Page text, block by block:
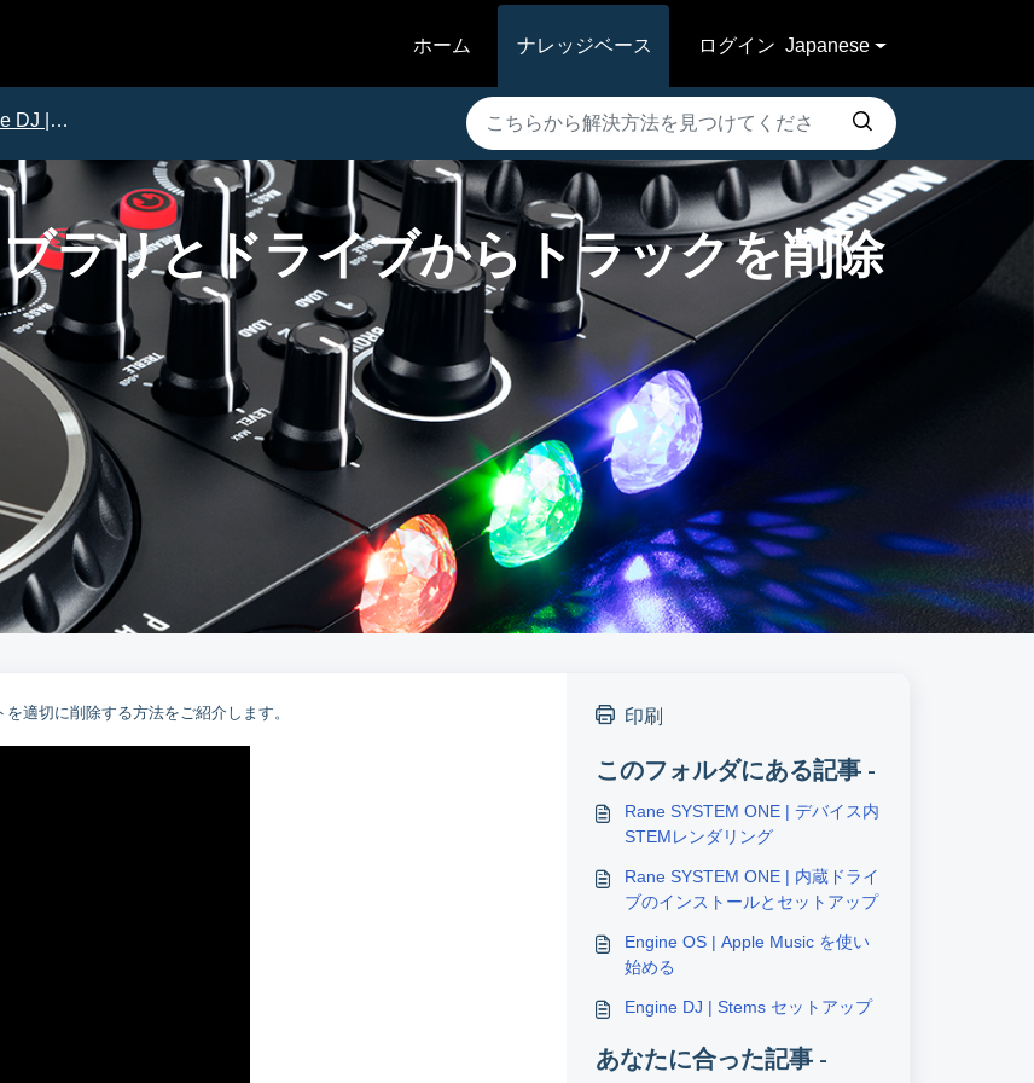
ホーム
ナレッジベース ログイン Japanese
ートリアル
ラリとドライブからトラックを削除
適切に削除する方法をご紹介します。 印刷
このフォルダにある記事 -
Rane SYSTEM ONE | デバイス内
STEMレンダリング
Rane SYSTEM ONE | 内蔵ドライ
ブのインストールとセットアップ
Engine OS | Apple Music を使い
始める
Engine DJ | Stems セットアップ
あなたに合った記事 -